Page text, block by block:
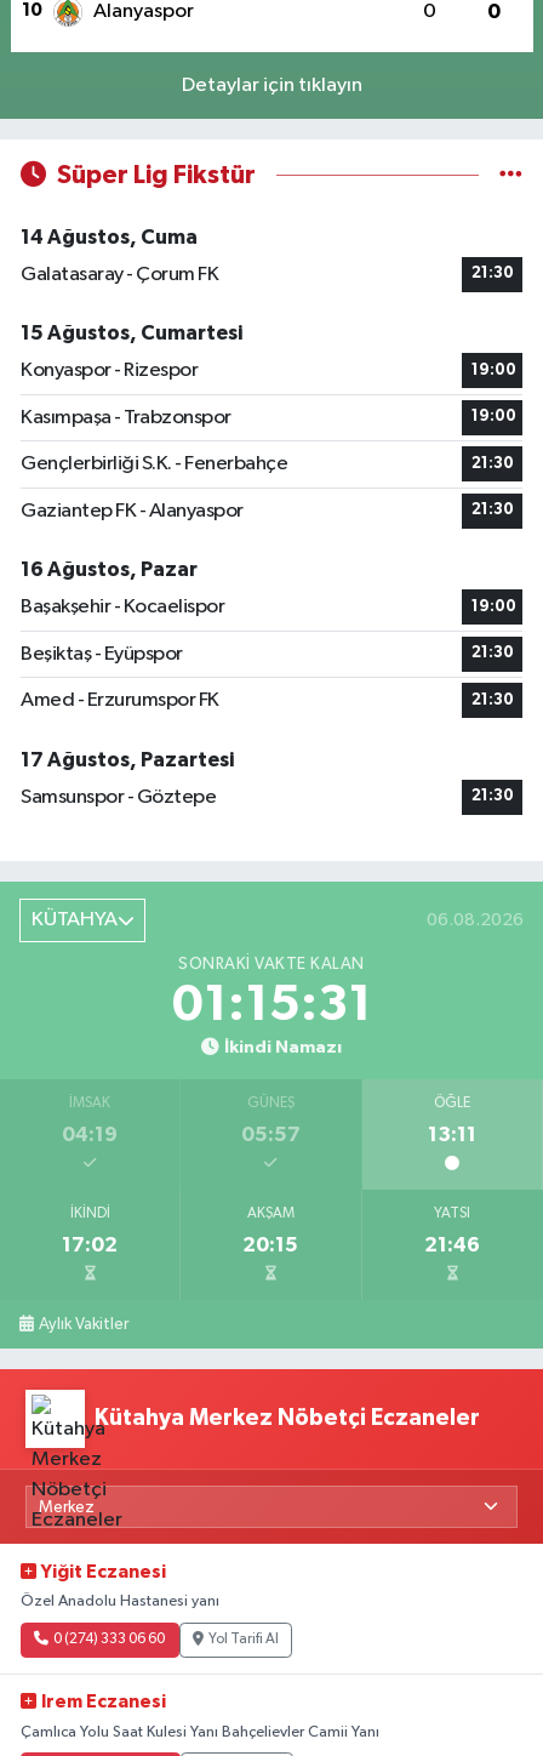
10 Alanyaspor 0 0
Detaylar için tıklayın
Süper Lig Fikstür
14 Ağustos, Cuma
Galatasaray - Çorum FK
21:30
15 Ağustos, Cumartesi
Konyaspor - Rizespor
19:00
Kasımpaşa - Trabzonspor 19:00
Gençlerbirliği S.K. - Fenerbahçe 21:30
Gaziantep FK - Alanyaspor 21:30
16 Ağustos, Pazar
Başakşehir - Kocaelispor
19:00
Beşiktaş - Eyüpspor 21:30
Amed - Erzurumspor FK 21:30
17 Ağustos, Pazartesi
Samsunspor - Göztepe
21:30
KÜTAHYA 06.08.2026
SONRAKI VAKTE KALAN
01:15:31
İkindi Namazı
İMSAK
04:19
GÜNEŞ
05:57
ÖĞLE
13:11
İKINDI
17:02
AKŞAM
20:15
YATSI
21:46
Aylık Vakitler
Kütahya Merkez Nöbetçi Eczaneler
Yiğit Eczanesi
Özel Anadolu Hastanesi yanı
0 (274) 333 06 60 Yol Tarifi Al
Irem Eczanesi
Çamlıca Yolu Saat Kulesi Yanı Bahçelievler Camii Yanı